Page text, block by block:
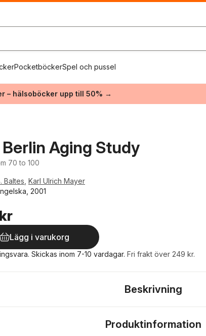
PocketböckerSpel och pussel
– hälsoböcker upp till 50% →
Aging Study
70 to 100
Baltes Karl Ulrich Mayer
2001
Lägg i varukorg
Skickas inom 7-10 vardagar. Fri frakt över 249 kr.
Beskrivning
Produktinformation